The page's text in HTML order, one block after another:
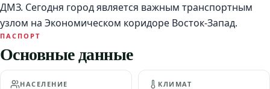
ДМЗ. Сегодня город является важным транспортным
узлом на Экономическом коридоре Восток-Запад.
ПАСПОРТ
Основные данные
НАСЕЛЕНИЕ КЛИМАТ